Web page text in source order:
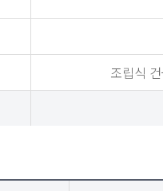
조립식